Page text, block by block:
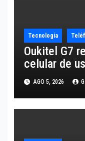
Tecnología
Oukitel G7
celular de
10,600 mAh
AGO 5, 2026